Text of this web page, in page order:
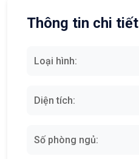
Thông tin chi tiết
Loại hình:
Diện tích:
Số phòng ngủ: